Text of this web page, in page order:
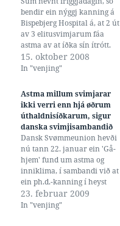
bendir ein nýggj kanning á
Bispebjerg Hospital á, at 2 út
av 3 elitusvimjarum fáa
astma av at íðka sín ítrótt.
Danska svimjisambandið ger
á heimasíðu sínari
eg tíverri ikki fái leinkjað
beinleiðis til; men sum í
stuttum vísa á at talan…
15. oktober 2008
In "venjing"
Astma millum svimjarar
ikki verri enn hjá øðrum
úthaldnisíðkarum, sigur
danska svimjisambandið
Dansk Svømmeunion hevði
nú tann 22. januar ein 'Gå-
hjem' fund um astma og
inniklima, í sambandi við at
ein ph.d.-kanning í heyst
staðfesti serliga høgan
títtleika av astma millum
23. februar 2009
In "venjing"